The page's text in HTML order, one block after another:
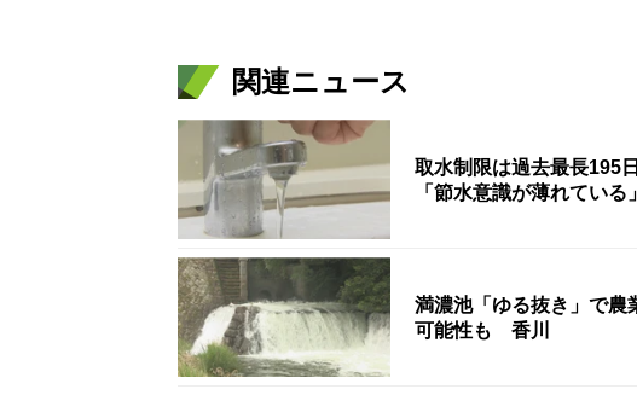
関連ニュース
取水制限は過去最長195
「節水意識が薄れている」
満濃池「ゆる抜き」で
可能性も 香川